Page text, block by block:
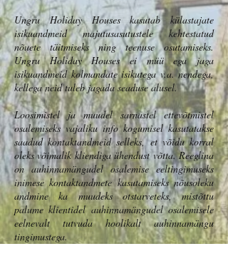
Ungru Holiday Houses kasutab külastajate
isikuandmeid majutusasutustele kehtestatud
nõuete täitmiseks ning teenuse osutamiseks.
Ungru Holiday Houses ei müü ega jaga
isikuandmeid kolmandate isikutega v.a. nendega,
kellega neid tuleb jagada seaduse alusel.
Loosimistel ja muudel sarnastel ettevõtmistel
osalemiseks vajaliku info kogumisel kasutatakse
saadud kontaktandmeid selleks, et võidu korral
oleks võimalik kliendiga ühendust võtta. Reeglina
on auhinnamängudel osalemise eeltingimuseks
inimese kontaktandmete kasutamiseks nõusoleku
andmine ka muudeks otstarveteks, mistõttu
palume klientidel auhinnamängudel osalemisele
eelnevalt tutvuda hoolikalt auhinnamängu
tingimustega.